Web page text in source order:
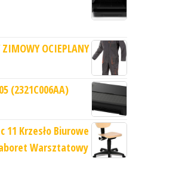
OCIEPLANY
(2321C006AA)
11 Krzesło Biurowe
Warsztatowy